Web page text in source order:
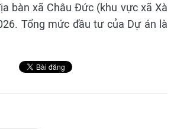
bàn xã Châu Đức (khu vực xã Xà
Tổng mức đầu tư của Dự án là